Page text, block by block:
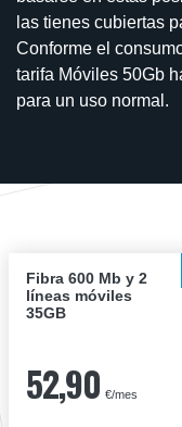
las tienes cubiertas
Conforme el
tarifa Móviles 50Gb
para un uso normal.
Fibra 600 Mb y 2
líneas móviles
35GB
52,90 €/mes